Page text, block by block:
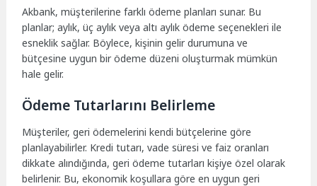
Akbank, müşterilerine farklı ödeme planları sunar. Bu
planlar; aylık, üç aylık veya altı aylık ödeme seçenekleri ile
esneklik sağlar. Böylece, kişinin gelir durumuna ve
bütçesine uygun bir ödeme düzeni oluşturmak mümkün
hale gelir.
Ödeme Tutarlarını Belirleme
Müşteriler, geri ödemelerini kendi bütçelerine göre
planlayabilirler. Kredi tutarı, vade süresi ve faiz oranları
dikkate alındığında, geri ödeme tutarları kişiye özel olarak
belirlenir. Bu, ekonomik koşullara göre en uygun geri